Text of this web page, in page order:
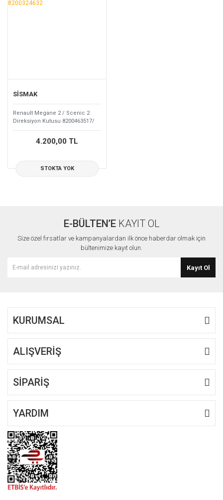
SİSMAK
Renault Megane 2 / Scenic 2
Direksiyon Kutusu 8200463517/
8200324632
4.200,00 TL
STOKTA YOK
E-BÜLTEN’EKAYIT OL
Size özel fırsatlar ve kampanyalardan ilk önce haberdar olmak için
bültenimize kayıt olun.
Kayıt Ol
KURUMSAL
ALIŞVERİŞ
SİPARİŞ
YARDIM